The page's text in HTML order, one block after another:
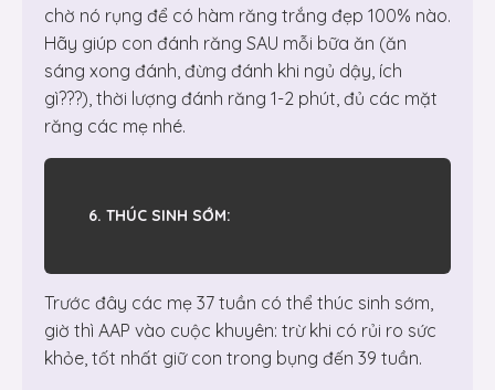
chờ nó rụng để có hàm răng trắng đẹp 100% nào.
Hãy giúp con đánh răng SAU mỗi bữa ăn (ăn
sáng xong đánh, đừng đánh khi ngủ dậy, ích
gì???), thời lượng đánh răng 1-2 phút, đủ các mặt
răng các mẹ nhé.
6. THÚC SINH SỚM:
Trước đây các mẹ 37 tuần có thể thúc sinh sớm,
giờ thì AAP vào cuộc khuyên: trừ khi có rủi ro sức
khỏe, tốt nhất giữ con trong bụng đến 39 tuần.